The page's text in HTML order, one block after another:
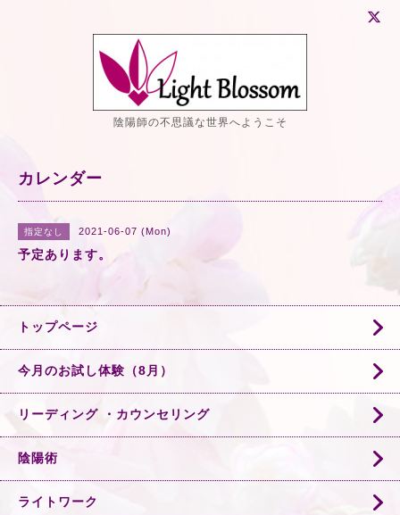
陰陽師の不思議な世界へようこそ
カレンダー
指定なし 2021-06-07 (Mon)
予定あります。
トップページ
今月のお試し体験（8月）
リーディング ・カウンセリング
陰陽術
ライトワーク